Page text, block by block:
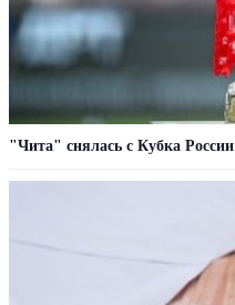
"Чита" снялась с Кубка России